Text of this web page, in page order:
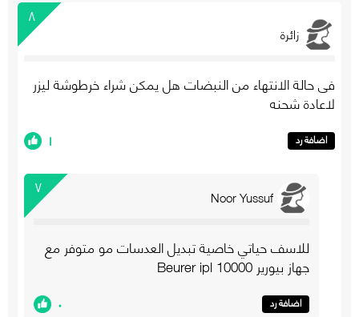
٨
زائرة
فى حالة الانتهاء من النبضات هل يمكن شراء خرطوشة ليزر
لاعادة شحنه
اضافة رد ١
٧ Noor Yussuf
للاسف حياتي خاصية تبديل العدسات مو متوفر مع
جهاز بيورير 10000 Beurer ipl
اضافة رد ٠